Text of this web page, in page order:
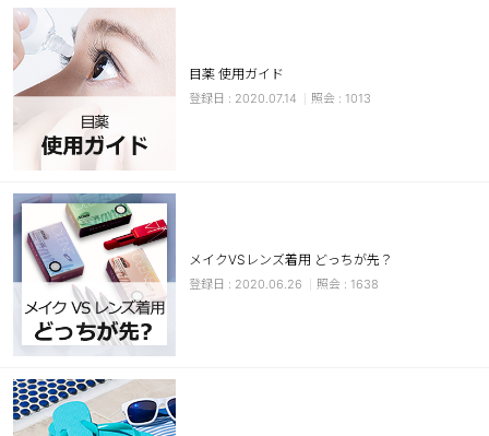
カスタマーサービス
ショッピングガイド
アプリダウンロード
INSTAGRAM TWITTER
目薬 使用ガイド
2020.07.14 1013
メイクVSレンズ着用 どっちが先？
2020.06.26 1638